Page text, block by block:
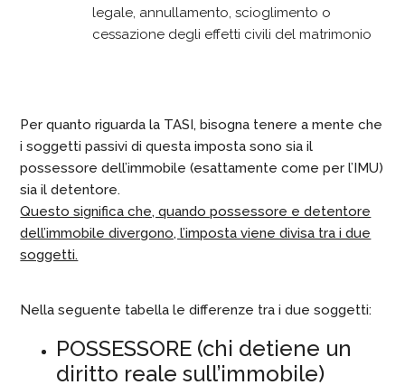
legale, annullamento, scioglimento o
cessazione degli effetti civili del matrimonio
Per quanto riguarda la TASI, bisogna tenere a mente che
i soggetti passivi di questa imposta sono sia il
possessore dell’immobile (esattamente come per l’IMU)
sia il detentore.
Questo significa che, quando possessore e detentore
dell’immobile divergono, l’imposta viene divisa tra i due
soggetti.
Nella seguente tabella le differenze tra i due soggetti:
POSSESSORE (chi detiene un
diritto reale sull’immobile)